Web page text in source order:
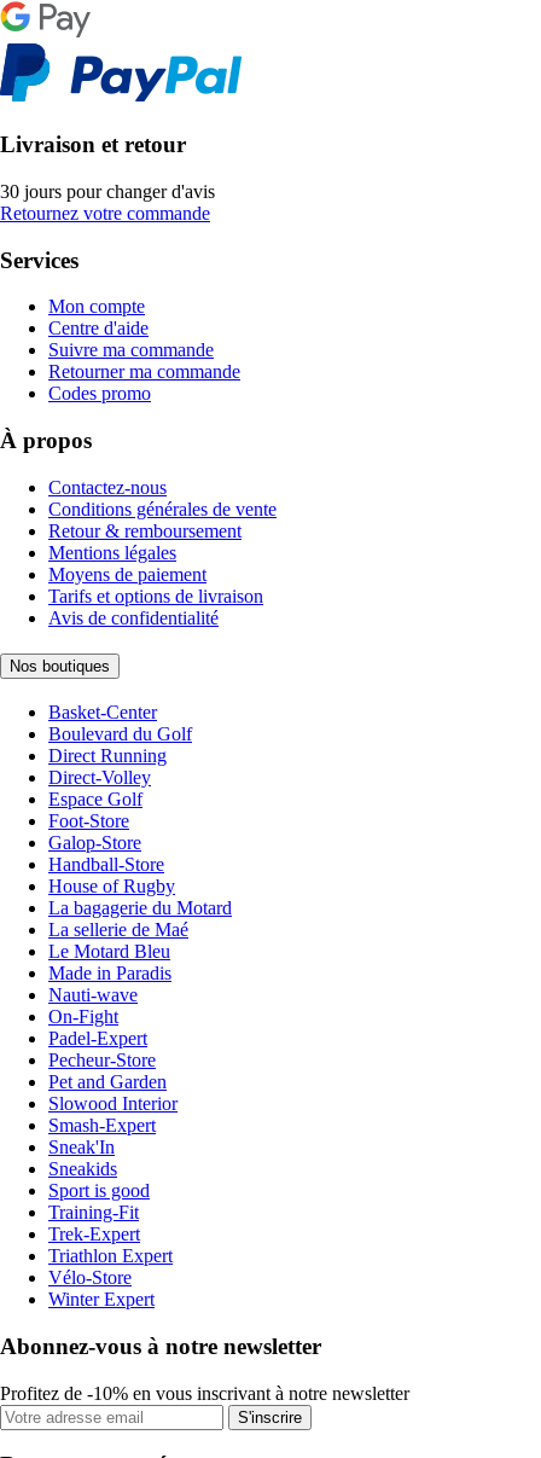
Livraison et retour
30 jours pour changer d'avis
Retournez votre commande
Services
Mon compte
Centre d'aide
Suivre ma commande
Retourner ma commande
Codes promo
À propos
Contactez-nous
Conditions générales de vente
Retour & remboursement
Mentions légales
Moyens de paiement
Tarifs et options de livraison
Avis de confidentialité
Nos boutiques
Basket-Center
Boulevard du Golf
Direct Running
Direct-Volley
Espace Golf
Foot-Store
Galop-Store
Handball-Store
House of Rugby
La bagagerie du Motard
La sellerie de Maé
Le Motard Bleu
Made in Paradis
Nauti-wave
On-Fight
Padel-Expert
Pecheur-Store
Pet and Garden
Slowood Interior
Smash-Expert
Sneak'In
Sneakids
Sport is good
Training-Fit
Trek-Expert
Triathlon Expert
Vélo-Store
Winter Expert
Abonnez-vous à notre newsletter
Profitez de -10% en vous inscrivant à notre newsletter
S'inscrire